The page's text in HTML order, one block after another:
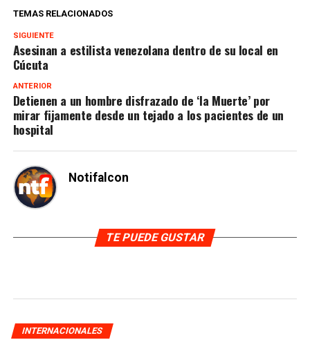
TEMAS RELACIONADOS
SIGUIENTE
Asesinan a estilista venezolana dentro de su local en
Cúcuta
ANTERIOR
Detienen a un hombre disfrazado de ‘la Muerte’ por
mirar fijamente desde un tejado a los pacientes de un
hospital
Notifalcon
TE PUEDE GUSTAR
INTERNACIONALES